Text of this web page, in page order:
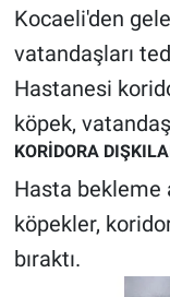
Kocaeli'den
vatandaşları
Hastanesi
köpek,
KORİDORA
Hasta bekleme
köpekler,
bıraktı.
İlan
Kimdir
Koronavirüs
Kültür Sanat
Ne demişti